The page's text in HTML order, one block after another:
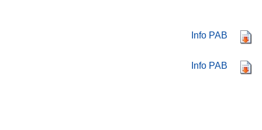
Info PAB
Info PAB